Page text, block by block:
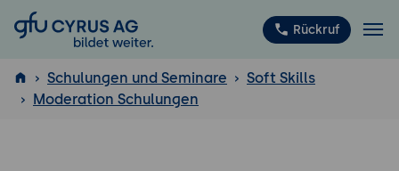
GFU Cyrus AG Rückruf
Schulungen und Seminare
Soft Skills
Moderation Schulungen